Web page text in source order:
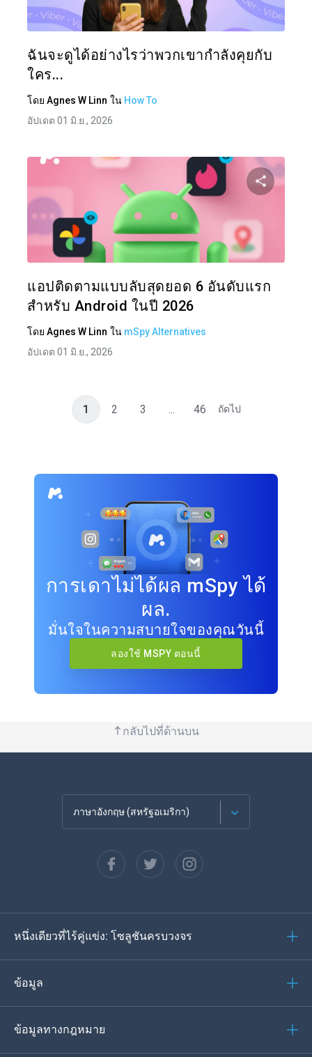
ฉันจะดูได้อย่างไรว่าพวกเขากำลังคุยกับ
ใคร...
โดย Agnes W Linn ใน How To
อัปเดต 01 มิ.ย., 2026
แอปติดตามแบบลับสุดยอด 6 อันดับแรก
สำหรับ Android ในปี 2026
โดย Agnes W Linn ใน mSpy Alternatives
อัปเดต 01 มิ.ย., 2026
1 2 3 ... 46 ถัดไป
การเดาไม่ได้ผล mSpy ได้
ผล.
มั่นใจในความสบายใจของคุณวันนี้
ลองใช้ MSPY ตอนนี้
กลับไปที่ด้านบน
ภาษาอังกฤษ (สหรัฐอเมริกา)
Español
ภาษาเยอรมัน
โปรตุเกส
หนึ่งเดียวที่ไร้คู่แข่ง: โซลูชันครบวงจร
ข้อมูล
ข้อมูลทางกฎหมาย